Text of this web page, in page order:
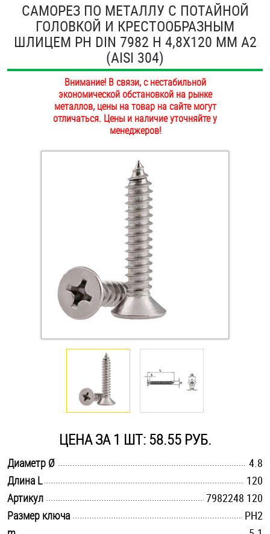
ПОКУПАТЕЛЯМ
ОПЛАТА И ДОСТАВКА
Болты и винты
Втулки
Гайки
Дюбели
Дюймовый крепёж
Заклепки (Гайки-Заклепки)
Крюки, кольца с метрической резьбой
Крюки, кольца с шурупной резьбой
Оснастка и аксессуары для яхт
Саморезы и шурупы
Такелаж
Хомуты
Шайбы
САМОРЕЗ ПО МЕТАЛЛУ С ПОТАЙНОЙ
ГОЛОВКОЙ И КРЕСТООБРАЗНЫМ
ШЛИЦЕМ PH DIN 7982 H 4,8Х120 ММ А2
(AISI 304)
Внимание! В связи, с нестабильной
экономической обстановкой на рынке
металлов, цены на товар на сайте могут
отличаться. Цены и наличие уточняйте у
менеджеров!
ЦЕНА ЗА 1 ШТ: 58.55 РУБ.
Диаметр Ø
4.8
Длина L
120
Артикул
7982248 120
Размер ключа
PH2